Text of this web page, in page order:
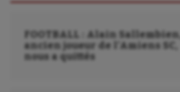
FOOTBALL : Alain Sallembien,
ancien joueur de l’Amiens SC,
nous a quittés